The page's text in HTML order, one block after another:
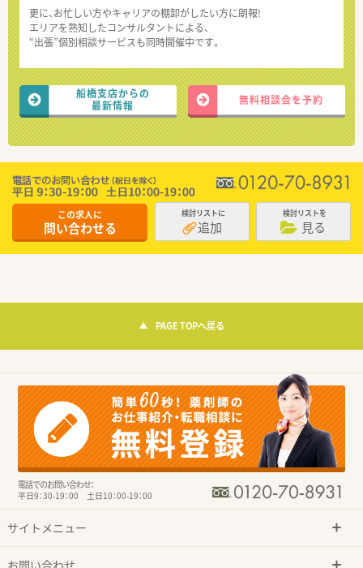
更に、お忙しい方やキャリアの棚卸がしたい方に朗報!
エリアを熟知したコンサルタントによる、
“出張”個別相談サービスも同時開催中です。
船橋支店からの
最新情報
無料相談会を予約
この求人に
問い合わせる
検討リストに
追加
検討リストを
見る
PAGE TOPへ戻る
電話でのお問い合わせ：
平日9：30-19：00 土日10：00-19：00
サイトメニュー
お問い合わせ